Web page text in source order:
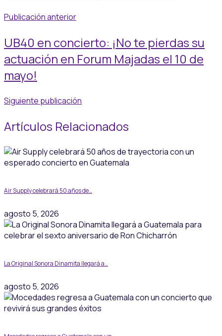
Publicación anterior
UB40 en concierto: ¡No te pierdas su
actuación en Forum Majadas el 10 de
mayo!
Siguiente publicación
Artículos Relacionados
Air Supply celebrará 50 años de…
agosto 5, 2026
La Original Sonora Dinamita llegará a…
agosto 5, 2026